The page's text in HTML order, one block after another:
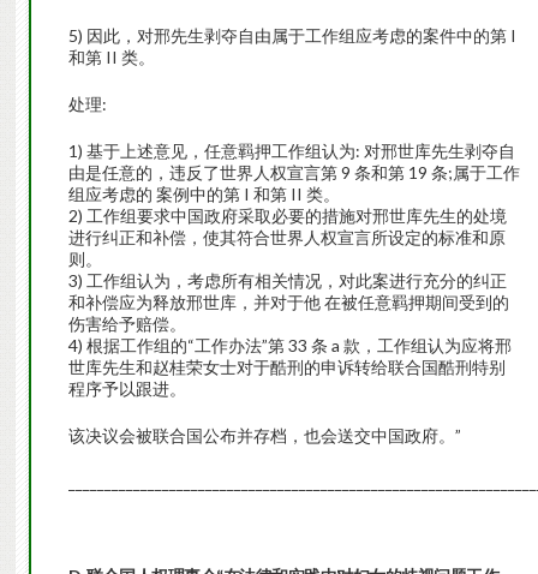
5) 因此，对邢先生剥夺自由属于工作组应考虑的案件中的第 I
和第 II 类。
处理:
1) 基于上述意见，任意羁押工作组认为: 对邢世库先生剥夺自
由是任意的，违反了世界人权宣言第 9 条和第 19 条;属于工作
组应考虑的 案例中的第 I 和第 II 类。
2) 工作组要求中国政府采取必要的措施对邢世库先生的处境
进行纠正和补偿，使其符合世界人权宣言所设定的标准和原
则。
3) 工作组认为，考虑所有相关情况，对此案进行充分的纠正
和补偿应为释放邢世库，并对于他 在被任意羁押期间受到的
伤害给予赔偿。
4) 根据工作组的“工作办法”第 33 条 a 款，工作组认为应将邢
世库先生和赵桂荣女士对于酷刑的申诉转给联合国酷刑特别
程序予以跟进。
该决议会被联合国公布并存档，也会送交中国政府。”